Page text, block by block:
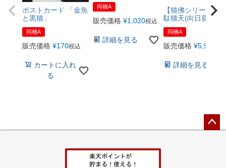
ポストカード 「金魚
と黒猫」
同梱A
販売価格 ¥170税込
カートに入れ
る
同梱A
販売価格 ¥1,020税込
詳細を見る
【猫佛シリーズ】
駄猫天(向日葵色)
同梱A
販売価格 ¥5,940
詳細を見る